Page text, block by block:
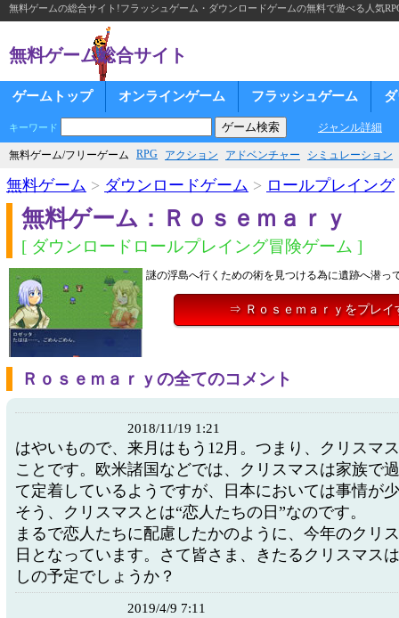
無料ゲームの総合サイト!フラッシュゲーム・ダウンロードゲームの無料で遊べる人気
無料ゲーム総合サイト
ゲームトップ オンラインゲーム フラッシュゲーム
キーワード ジャンル詳細
無料ゲーム/フリーゲーム RPG アクション アドベンチャー シミュレーション
無料ゲーム > ダウンロードゲーム > ロールプレイング
無料ゲーム：Ｒｏｓｅｍａｒｙ
[ ダウンロードロールプレイング冒険ゲーム ]
謎の浮島へ行くための術を見つける為に遺跡へ潜っ
⇒ Ｒｏｓｅｍａｒｙをプレイ
Ｒｏｓｅｍａｒｙの全てのコメント
2018/11/19 1:21
はやいもので、来月はもう12月。つまり、クリスマ
ことです。欧米諸国などでは、クリスマスは家族で
て定着しているようですが、日本においては事情が
そう、クリスマスとは“恋人たちの日”なのです。
まるで恋人たちに配慮したかのように、今年のクリ
日となっています。さて皆さま、きたるクリスマス
しの予定でしょうか？
2019/4/9 7:11